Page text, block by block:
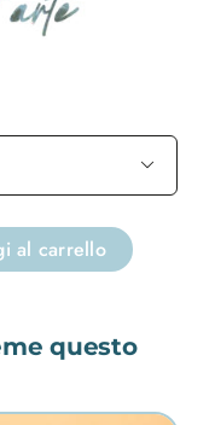

al carrello
questo